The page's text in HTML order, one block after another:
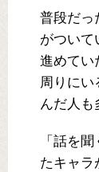
普段だっ
がついて
進めてい
周りにい
んだ人も
「話を
たキャラ